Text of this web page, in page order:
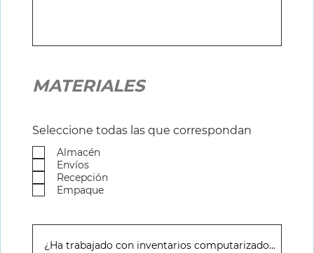
MATERIALES
Seleccione todas las que correspondan
Almacén
Envíos
Recepción
Empaque